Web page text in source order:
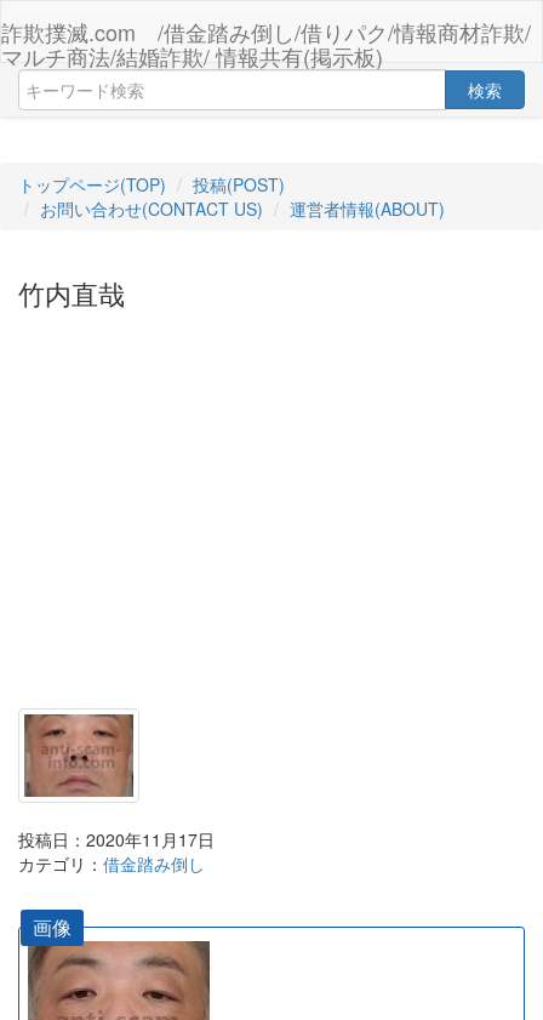
詐欺撲滅.com /借金踏み倒し/借りパク/情報商材詐欺/
マルチ商法/結婚詐欺/ 情報共有(掲示板)
検索
トップページ(TOP)
投稿(POST)
お問い合わせ(CONTACT US)
運営者情報(ABOUT)
竹内直哉
投稿日：2020年11月17日
カテゴリ： 借金踏み倒し
画像